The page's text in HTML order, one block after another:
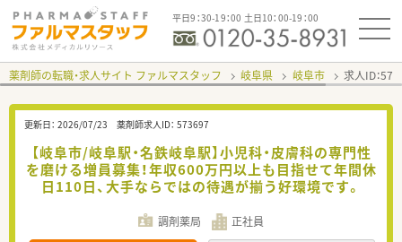
平日9：30-19：00 土日10：00-19：00
薬剤師の転職・求人サイト ファルマスタッフ 岐阜県 岐阜市 求人ID：
更新日： 2026/07/23 薬剤師求人ID： 573697
【岐阜市/岐阜駅・名鉄岐阜駅】小児科・皮膚科の専門性
を磨ける増員募集！年収600万円以上も目指せて年間休
日110日、大手ならではの待遇が揃う好環境です。
調剤薬局 正社員